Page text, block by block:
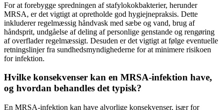
For at forebygge spredningen af stafylokokbakterier, herunder
MRSA, er det vigtigt at opretholde god hygiejnepraksis. Dette
inkluderer regelmæssig håndvask med sæbe og vand, brug af
håndsprit, undgåelse af deling af personlige genstande og rengøring
af overflader regelmæssigt. Desuden er det vigtigt at følge eventuelle
retningslinjer fra sundhedsmyndighederne for at minimere risikoen
for infektion.
Hvilke konsekvenser kan en MRSA-infektion have,
og hvordan behandles det typisk?
En MRSA-infektion kan have alvorlige konsekvenser, især for